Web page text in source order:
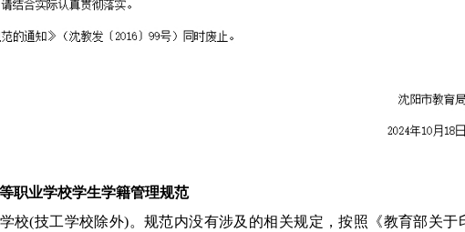
职业学校学生学籍管理规范
校(技工学校除外)。规范内没有涉及的相关规定，按照《教育部关于